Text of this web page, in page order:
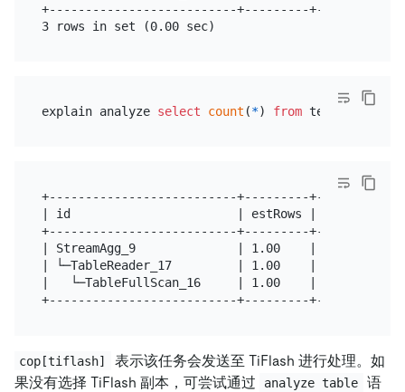
+--------------------------+---------
explain analyze select count (*) from
+--------------------------+---------+---------
| id                       | estRows |
+--------------------------+---------+---------
| StreamAgg_9              | 1.00    | 1
| └─TableReader_17         | 1.00    | 1       |
|   └─TableFullScan_16     | 1.00    | 1       |
cop[tiflash]
表示该任务会发送至 TiFlash 进行处理。如
果没有选择 TiFlash 副本，可尝试通过
analyze table
语